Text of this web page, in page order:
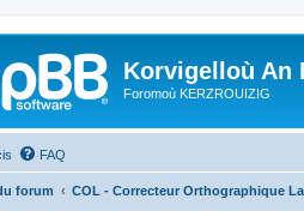
Korvigelloù An
Foromoù KERZROUIZIG
FAQ
forum COL - Correcteur Orthographique